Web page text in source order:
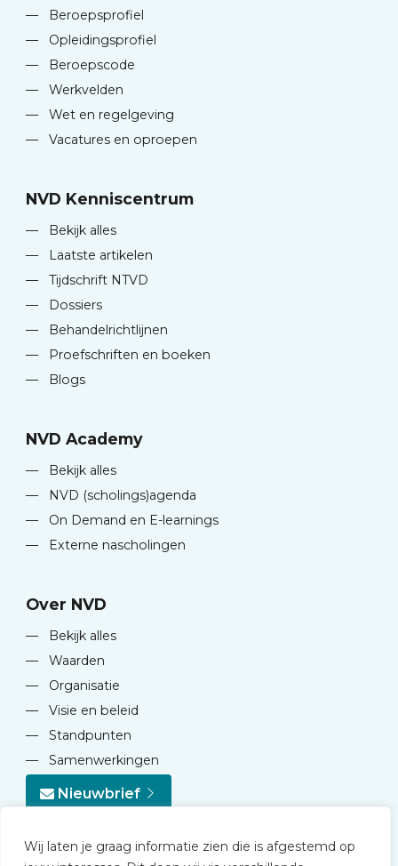
Wij laten je graag informatie zien die is afgestemd op
—
Beroepsprofiel
—
Opleidingsprofiel
—
Beroepscode
—
Werkvelden
—
Wet en regelgeving
—
Vacatures en oproepen
NVD Kenniscentrum
—
Bekijk alles
—
Laatste artikelen
—
Tijdschrift NTVD
—
Dossiers
—
Behandelrichtlijnen
—
Proefschriften en boeken
—
Blogs
NVD Academy
—
Bekijk alles
—
NVD (scholings)agenda
—
On Demand en E-learnings
—
Externe nascholingen
Over NVD
—
Bekijk alles
—
Waarden
—
Organisatie
—
Visie en beleid
—
Standpunten
—
Samenwerkingen
Nieuwbrief